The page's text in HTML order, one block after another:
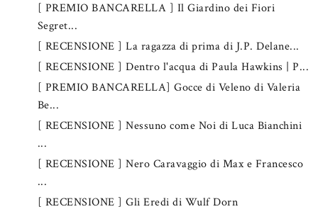
[ PREMIO BANCARELLA ] Il Giardino dei Fiori
Segret...
[ RECENSIONE ] La ragazza di prima di J.P. Delane...
[ RECENSIONE ] Dentro l'acqua di Paula Hawkins | P...
[ PREMIO BANCARELLA] Gocce di Veleno di Valeria
Be...
[ RECENSIONE ] Nessuno come Noi di Luca Bianchini
...
[ RECENSIONE ] Nero Caravaggio di Max e Francesco
...
[ RECENSIONE ] Gli Eredi di Wulf Dorn